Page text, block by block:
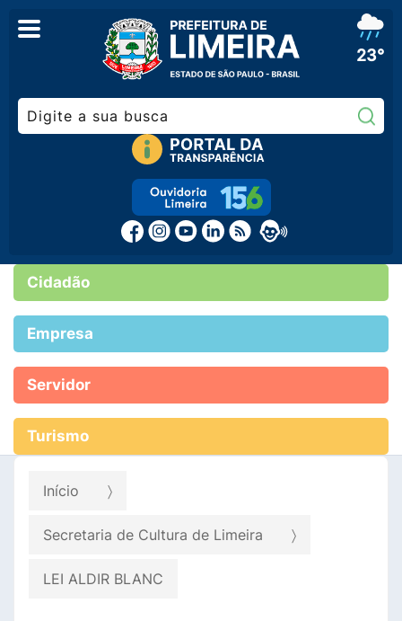
23°
Cidadão
Empresa
Servidor
Turismo
Início
Secretaria de Cultura de Limeira
LEI ALDIR BLANC